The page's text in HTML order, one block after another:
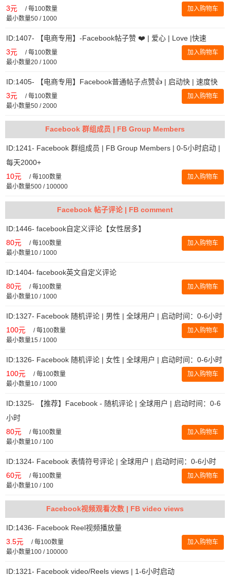
3元 /每100数量
最小数量50 / 1000
加入购物车
ID:1407- 【电商专用】-Facebook帖子赞 ❤️ | 爱心 | Love |快速
3元 /每100数量
最小数量20 / 1000
加入购物车
ID:1405- 【电商专用】Facebook普通帖子点赞👍 | 启动快 | 速度快
3元 /每100数量
最小数量50 / 2000
加入购物车
Facebook 群组成员 | FB Group Members
ID:1241- Facebook 群组成员 | FB Group Members | 0-5小时启动 |
每天2000+
10元 /每100数量
最小数量500 / 100000
加入购物车
Facebook 帖子评论 | FB comment
ID:1446- facebook自定义评论【女性居多】
80元 /每100数量
最小数量10 / 1000
加入购物车
ID:1404- facebook英文自定义评论
80元 /每100数量
最小数量10 / 1000
加入购物车
ID:1327- Facebook 随机评论 | 男性 | 全球用户 | 启动时间：0-6小时
100元 /每100数量
最小数量15 / 1000
加入购物车
ID:1326- Facebook 随机评论 | 女性 | 全球用户 | 启动时间：0-6小时
100元 /每100数量
最小数量10 / 1000
加入购物车
ID:1325- 【推荐】Facebook - 随机评论 | 全球用户 | 启动时间：0-6
小时
80元 /每100数量
最小数量10 / 100
加入购物车
ID:1324- Facebook 表情符号评论 | 全球用户 | 启动时间：0-6小时
60元 /每100数量
最小数量10 / 100
加入购物车
Facebook视频观看次数 | FB video views
ID:1436- Facebook Reel视频播放量
3.5元 /每100数量
最小数量100 / 100000
加入购物车
ID:1321- Facebook video/Reels views | 1-6小时启动